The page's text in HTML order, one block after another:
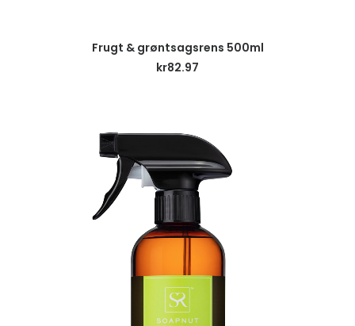
LÄGG TILL I VARUKORG
Frugt & grøntsagsrens 500ml
kr82.97